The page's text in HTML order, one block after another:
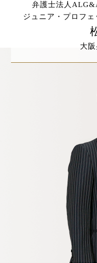
弁護士法人
ジュニア・プロフ
大